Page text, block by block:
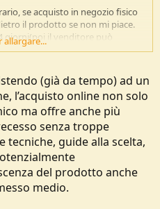
se acquisto in negozio fisico
il prodotto se non mi piace.
giorni(poi il venditore può
a casa e ricevere il rimborso
allargare...
(già da tempo) ad un
l’acquisto online non solo
ma offre anche più
senza troppe
tecniche, guide alla scelta,
del prodotto anche
medio.